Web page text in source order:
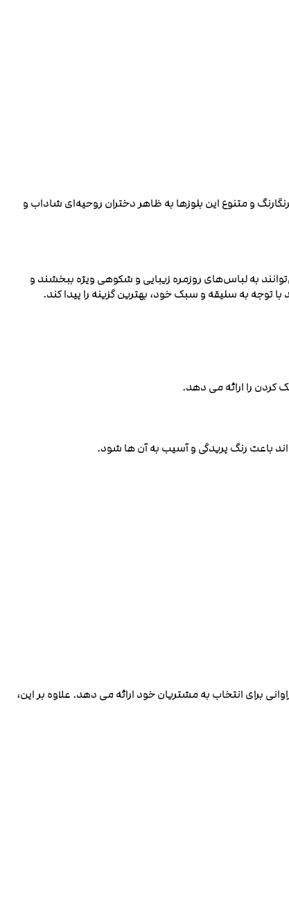
و متنوع این بلوزها به ظاهر دختران روحیه‌ای شاداب و
به لباس‌های روزمره زیبایی و شکوهی ویژه ببخشند و
توجه به سلیقه و سبک خود، بهترین گزینه را پیدا کند.
را ارائه می ‌دهد.
باعث رنگ‌ پریدگی و آسیب به آن ها شود.
برای انتخاب به مشتریان خود ارائه می ‌دهد. علاوه بر این،